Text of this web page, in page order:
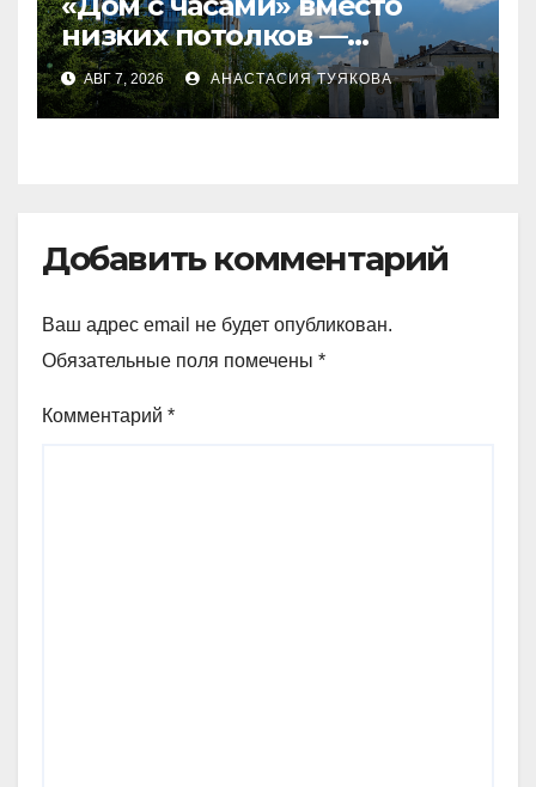
низких потолков —
качество новостроек
раскритиковал аким СКО
АВГ 7, 2026 АНАСТАСИЯ ТУЯКОВА
Добавить комментарий
Ваш адрес email не будет опубликован.
Обязательные поля помечены *
Комментарий *